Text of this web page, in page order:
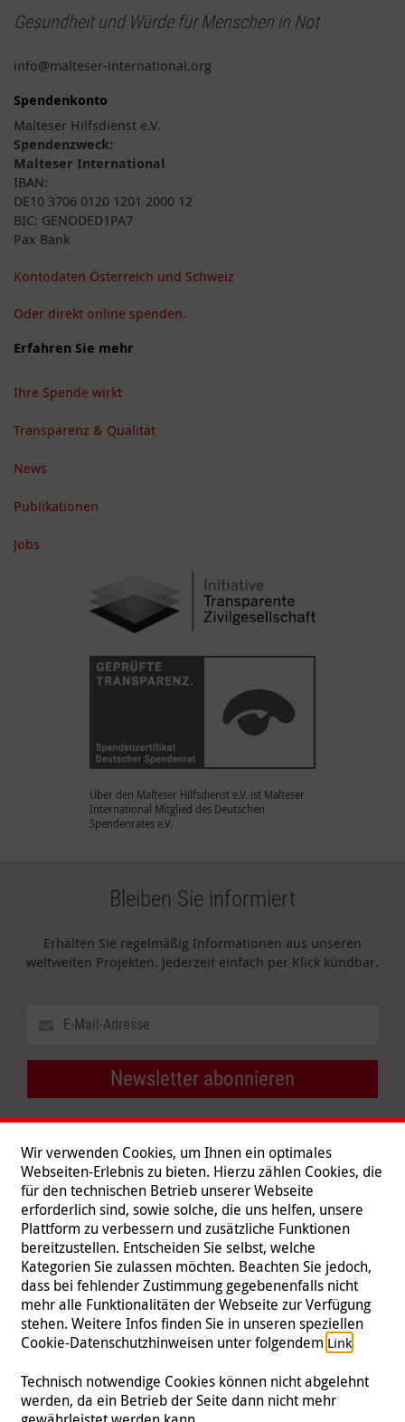
Gesundheit und Würde für Menschen in Not
info@malteser-international.org
Spendenkonto
Malteser Hilfsdienst e.V.
Spendenzweck:
Malteser International
IBAN:
DE10 3706 0120 1201 2000 12
BIC: GENODED1PA7
Pax Bank
Kontodaten Österreich und Schweiz
Oder direkt online spenden.
Erfahren Sie mehr
Ihre Spende wirkt
Transparenz & Qualität
News
Publikationen
Jobs
Über den Malteser Hilfsdienst e.V. ist Malteser
International Mitglied des Deutschen
Spendenrates e.V.
Bleiben Sie informiert
Erhalten Sie regelmäßig Informationen aus unseren
weltweiten Projekten. Jederzeit einfach per Klick kündbar.
Newsletter abonnieren
Folgen Sie uns
Wir verwenden Cookies, um Ihnen ein optimales
Webseiten-Erlebnis zu bieten. Hierzu zählen Cookies, die
für den technischen Betrieb unserer Webseite
erforderlich sind, sowie solche, die uns helfen, unsere
Plattform zu verbessern und zusätzliche Funktionen
bereitzustellen. Entscheiden Sie selbst, welche
Kategorien Sie zulassen möchten. Beachten Sie jedoch,
dass bei fehlender Zustimmung gegebenenfalls nicht
mehr alle Funktionalitäten der Webseite zur Verfügung
stehen. Weitere Infos finden Sie in unseren speziellen
Cookie-Datenschutzhinweisen unter folgendem Link.
Technisch notwendige Cookies können nicht abgelehnt
werden, da ein Betrieb der Seite dann nicht mehr